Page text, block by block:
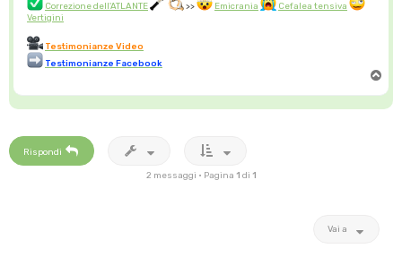
Correzione dell'ATLANTE >> Emicrania
Cefalea tensiva
Vertigini
Testimonianze Video
Testimonianze Facebook
p
Rispondi
2 messaggi • Pagina 1 di 1
Vai a